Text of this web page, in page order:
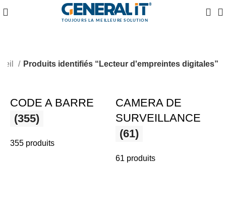
Produits identifiés “Lecteur d'empreintes digitales”
CODE A BARRE
(355)
355 produits
CAMERA DE
SURVEILLANCE
(61)
61 produits